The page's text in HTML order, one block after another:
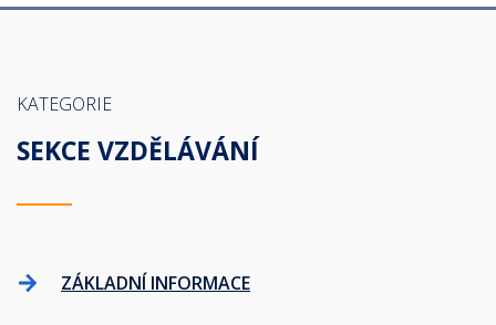
KATEGORIE
SEKCE VZDĚLÁVÁNÍ
ZÁKLADNÍ INFORMACE